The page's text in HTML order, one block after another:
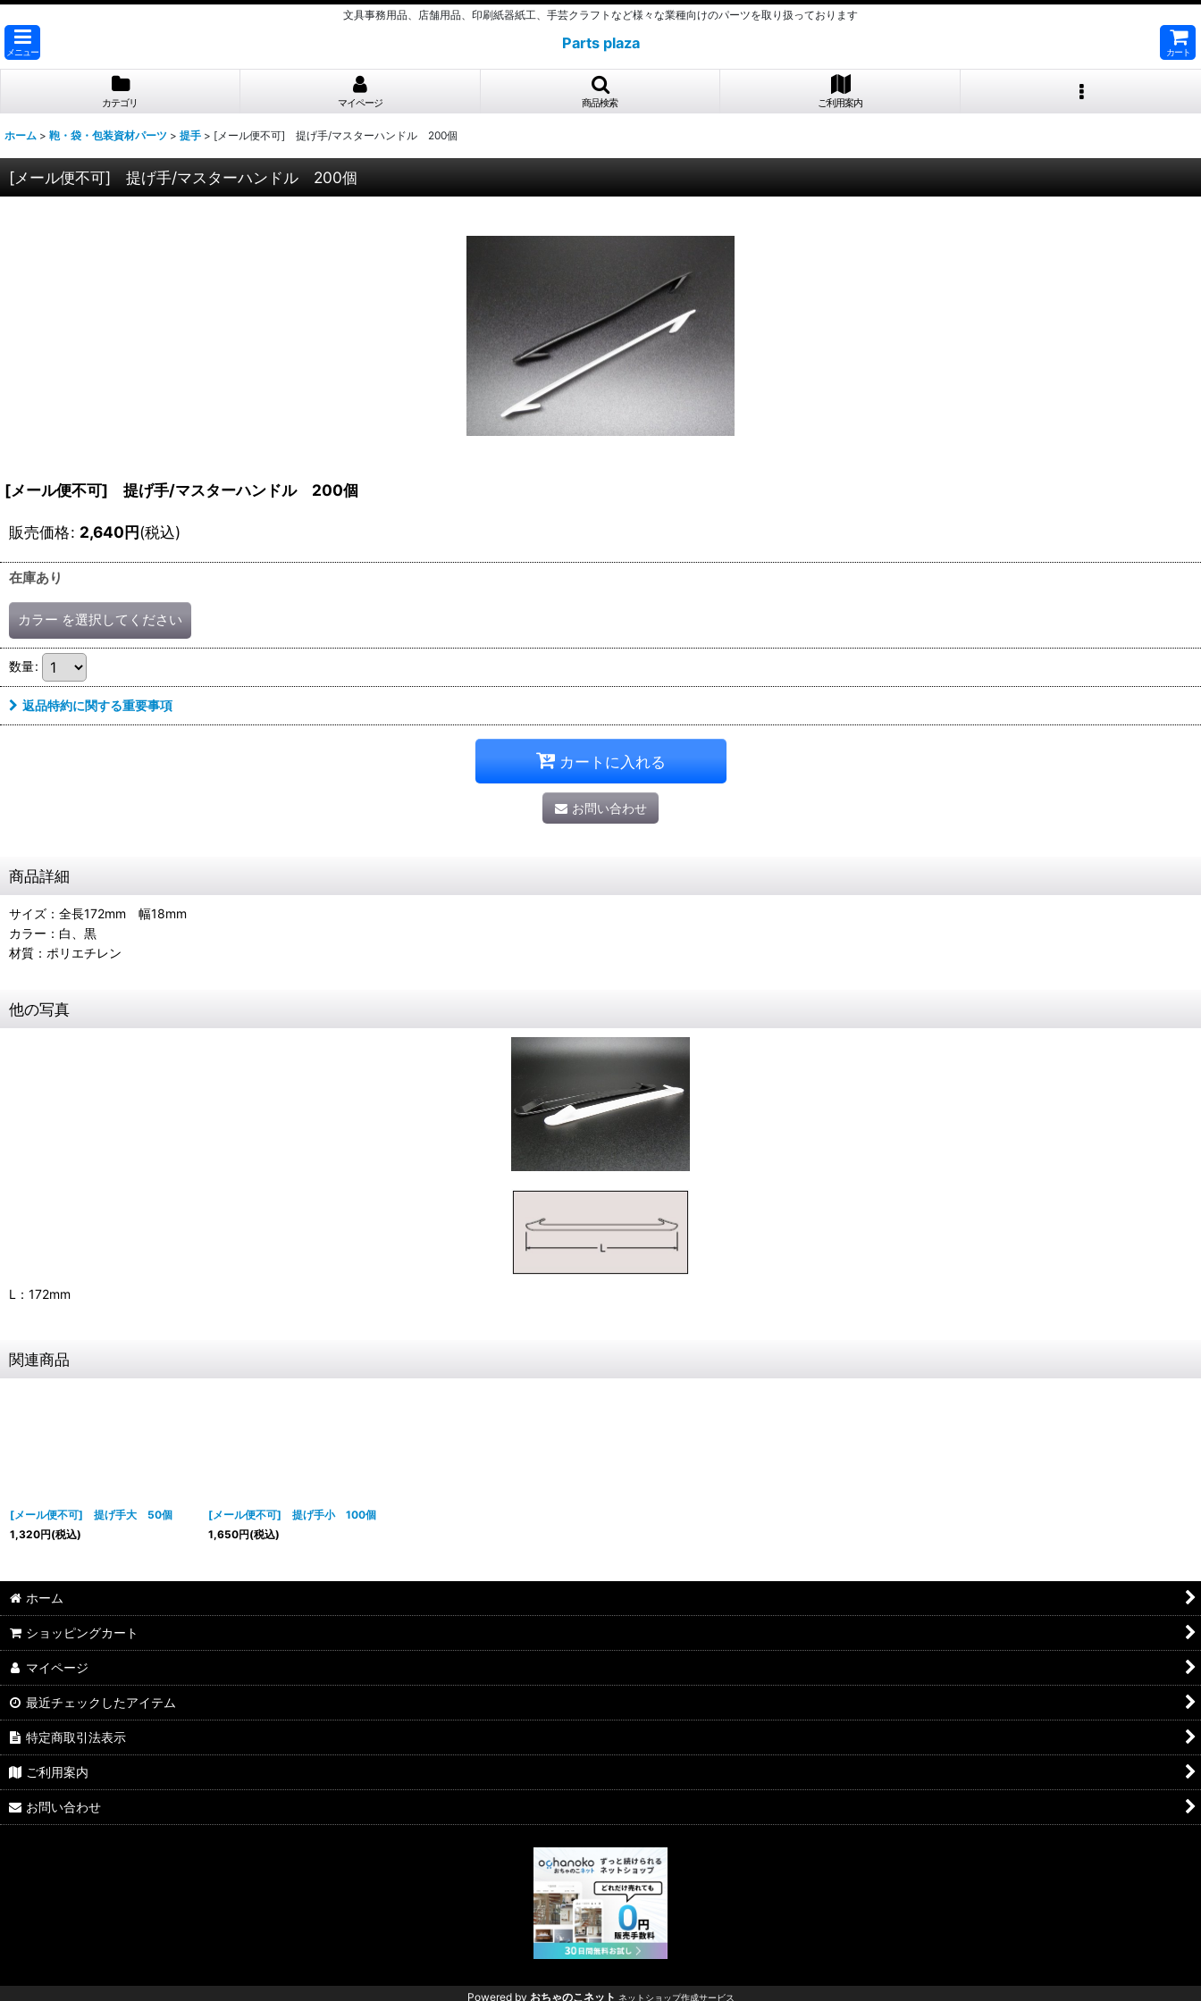
文具事務用品、店舗用品、印刷紙器紙工、手芸クラフトなど様々な業種向けのパーツを取り扱っております
メニュー
Parts plaza
カート
カテゴリ マイページ 商品検索 ご利用案内
ホーム > 鞄・袋・包装資材パーツ > 提手 > [メール便不可] 提げ手/マスターハンドル 200個
[メール便不可] 提げ手/マスターハンドル 200個
[メール便不可] 提げ手/マスターハンドル 200個
販売価格: 2,640円(税込)
在庫あり
カラー を選択してください
数量:
返品特約に関する重要事項
カートに入れる
お問い合わせ
商品詳細
サイズ：全長172mm 幅18mm
カラー：白、黒
材質：ポリエチレン
他の写真
L：172mm
関連商品
[メール便不可] 提げ手大 50個
1,320円(税込)
[メール便不可] 提げ手小 100個
1,650円(税込)
ホーム
ショッピングカート
マイページ
最近チェックしたアイテム
特定商取引法表示
ご利用案内
お問い合わせ
Powered by おちゃのこネット ネットショップ作成サービス